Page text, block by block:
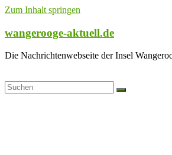
Zum Inhalt springen
wangerooge-aktuell.de
Die Nachrichtenwebseite der Insel